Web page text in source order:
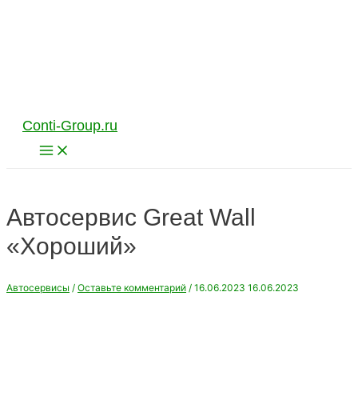
Conti-Group.ru
Main
Menu
Автосервис Great Wall
«Хороший»
Автосервисы / Оставьте комментарий / 16.06.2023 16.06.2023